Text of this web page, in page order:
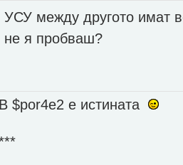
УСУ между другото имат
не я пробваш?
В $por4e2 e истината